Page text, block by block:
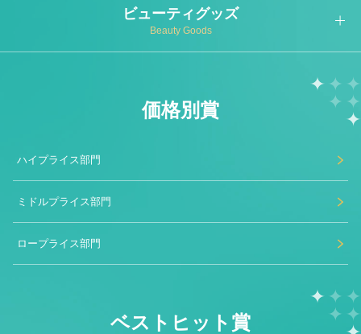
ビューティグッズ
Beauty Goods
価格別賞
ハイプライス部門
ミドルプライス部門
ロープライス部門
ベストヒット賞